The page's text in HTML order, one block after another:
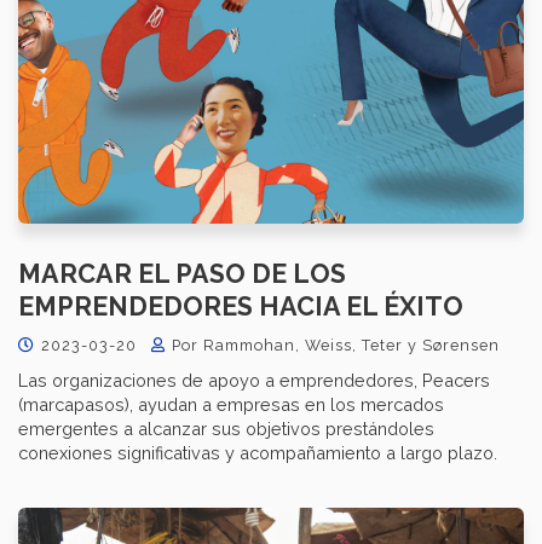
MARCAR EL PASO DE LOS
EMPRENDEDORES HACIA EL ÉXITO
2023-03-20 Por Rammohan, Weiss, Teter y Sørensen
Las organizaciones de apoyo a emprendedores, Peacers
(marcapasos), ayudan a empresas en los mercados
emergentes a alcanzar sus objetivos prestándoles
conexiones significativas y acompañamiento a largo plazo.